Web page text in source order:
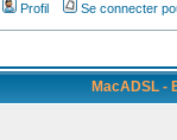
Profil
Se connecter
MacADSL -